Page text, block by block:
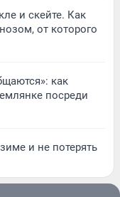
и скейте. Как
от которого
как
посреди
и не потерять